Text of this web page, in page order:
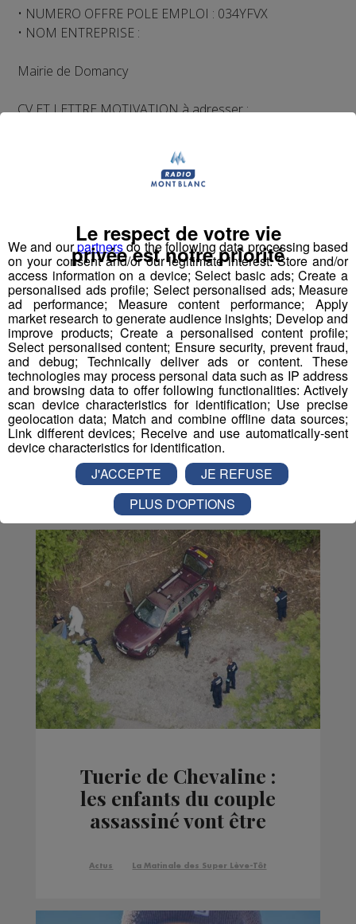
• NUMERO OFFRE POLE EMPLOI : 034YFVX
• NOM ENTREPRISE :
Mairie de Domancy
CV ET LETTRE MOTIVATION à adresser :
• MODALITE DE CONTACT : télécandidature
Partager sur Facebook
Partager sur Twitter
Vous en voulez encore ?
Tuerie de Chevaline :
les enfants du couple
assassiné vont être
France
Actus La Matinale des Super Lève-Tôt
We and ourpartnersdo the following data processing based
on your consent and/or our legitimate interest: Store and/or
access information on a device; Select basic ads; Create a
personalised ads profile; Select personalised ads; Measure
ad performance; Measure content performance; Apply
market research to generate audience insights; Develop and
improve products; Create a personalised content profile;
Select personalised content; Ensure security, prevent fraud,
and debug; Technically deliver ads or content. These
technologies may process personal data such as IP address
and browsing data to offer following functionalities: Actively
scan device characteristics for identification; Use precise
geolocation data; Match and combine offline data sources;
Link different devices; Receive and use automatically-sent
device characteristics for identification.
Le respect de votre vie
privée est notre priorité
J'ACCEPTE
JE REFUSE
PLUS D'OPTIONS